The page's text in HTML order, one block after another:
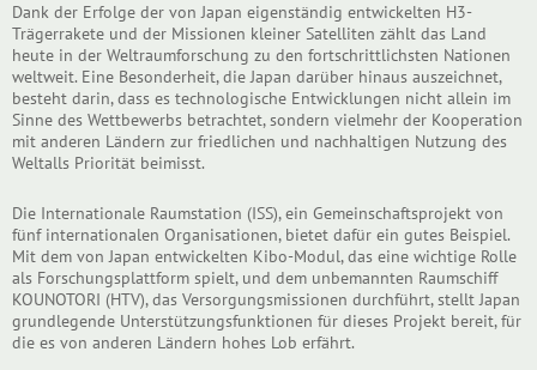
Dank der Erfolge der von Japan eigenständig entwickelten H3-
Trägerrakete und der Missionen kleiner Satelliten zählt das Land
heute in der Weltraumforschung zu den fortschrittlichsten Nationen
weltweit. Eine Besonderheit, die Japan darüber hinaus auszeichnet,
besteht darin, dass es technologische Entwicklungen nicht allein im
Sinne des Wettbewerbs betrachtet, sondern vielmehr der Kooperation
mit anderen Ländern zur friedlichen und nachhaltigen Nutzung des
Weltalls Priorität beimisst.
Die Internationale Raumstation (ISS), ein Gemeinschaftsprojekt von
fünf internationalen Organisationen, bietet dafür ein gutes Beispiel.
Mit dem von Japan entwickelten Kibo-Modul, das eine wichtige Rolle
als Forschungsplattform spielt, und dem unbemannten Raumschiff
KOUNOTORI (HTV), das Versorgungsmissionen durchführt, stellt Japan
grundlegende Unterstützungsfunktionen für dieses Projekt bereit, für
die es von anderen Ländern hohes Lob erfährt.